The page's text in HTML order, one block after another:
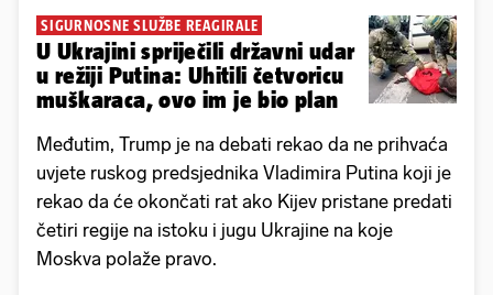
SIGURNOSNE SLUŽBE REAGIRALE
U Ukrajini spriječili državni udar
u režiji Putina: Uhitili četvoricu
muškaraca, ovo im je bio plan
Međutim, Trump je na debati rekao da ne prihvaća
uvjete ruskog predsjednika Vladimira Putina koji je
rekao da će okončati rat ako Kijev pristane predati
četiri regije na istoku i jugu Ukrajine na koje
Moskva polaže pravo.